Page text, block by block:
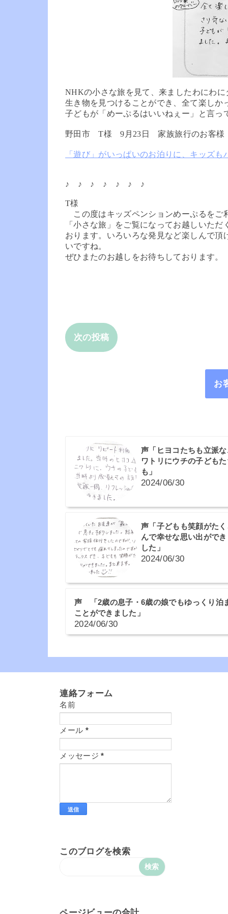
NHKの小さな旅を見て、来ましたわにわ
生き物を見つけることができ、全て楽しか
子どもが「めーぷるはいいねぇー」と言っ
野田市 T様 9月23日 家族旅行のお客様
「遊び」がいっぱいのお泊りに、キッズ
♪ ♪ ♪ ♪ ♪ ♪ ♪
T様
この度はキッズペンションめーぷるをご
「小さな旅」をご覧になってお越しいた
おります。いろいろな発見など楽しんで
いですね。
ぜひまたのお越しをお待ちしております。
次の投稿
お
声「ヒヨコたちも立派な
ワトリにウチの子どもた
も」
2024/06/30
声「子どもも笑顔がたく
んで幸せな思い出ができ
した」
2024/06/30
声 「2歳の息子・6歳の娘でもゆっくり泊
ことができました」
2024/06/30
連絡フォーム
名前
メール *
メッセージ*
このブログを検索